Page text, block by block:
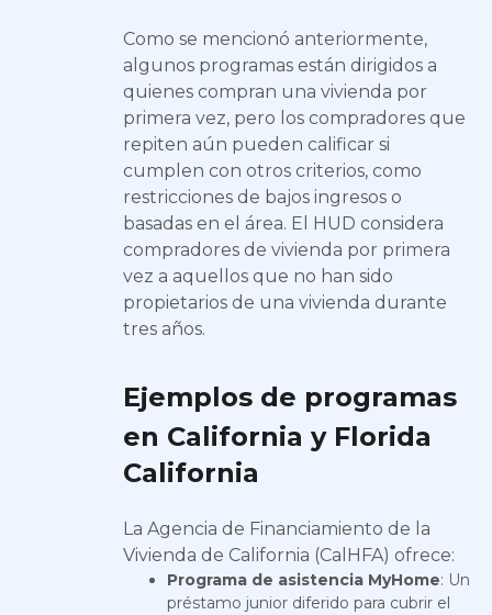
Como se mencionó anteriormente,
algunos programas están dirigidos a
quienes compran una vivienda por
primera vez, pero los compradores que
repiten aún pueden calificar si
cumplen con otros criterios, como
restricciones de bajos ingresos o
basadas en el área. El HUD considera
compradores de vivienda por primera
vez a aquellos que no han sido
propietarios de una vivienda durante
tres años.
Ejemplos de programas
en California y Florida
California
La Agencia de Financiamiento de la
Vivienda de California (CalHFA) ofrece:
Programa de asistencia MyHome: Un
préstamo junior diferido para cubrir el